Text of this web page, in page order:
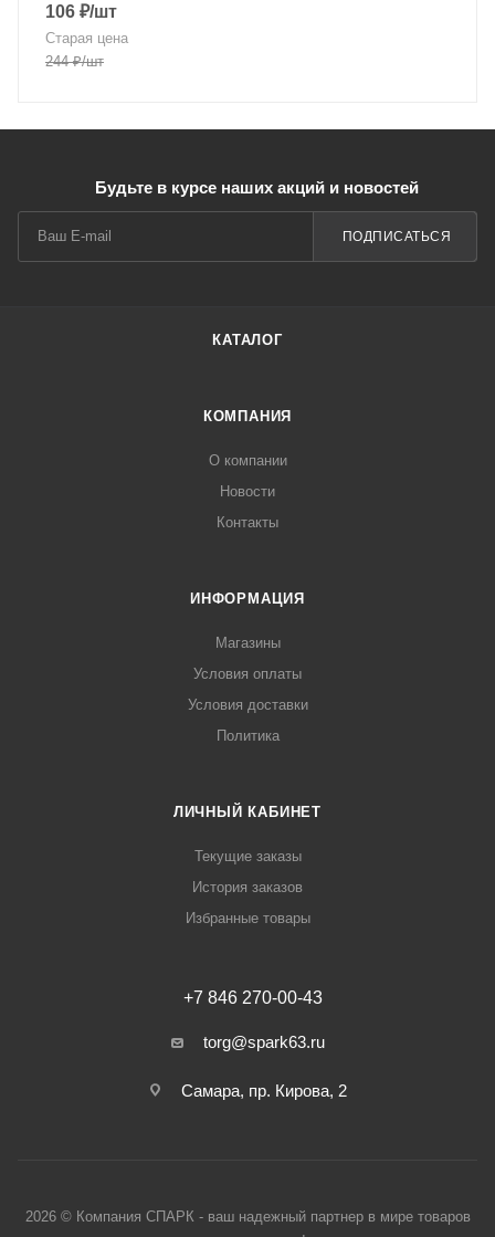
106 ₽/шт
Старая цена
244₽/шт
Будьте в курсе наших акций и новостей
ПОДПИСАТЬСЯ
КАТАЛОГ
КОМПАНИЯ
О компании
Новости
Контакты
ИНФОРМАЦИЯ
Магазины
Условия оплаты
Условия доставки
Политика
ЛИЧНЫЙ КАБИНЕТ
Текущие заказы
История заказов
Избранные товары
+7 846 270-00-43
torg@spark63.ru
Самара, пр. Кирова, 2
2026 © Компания СПАРК - ваш надежный партнер в мире товаров